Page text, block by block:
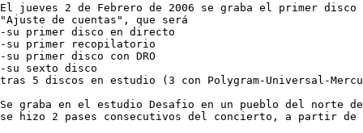
El jueves 2 de Febrero de 2006 se graba el primer
"Ajuste de cuentas", que será
-su primer disco en directo
-su primer recopilatorio
-su primer disco con DRO
-su sexto disco
tras 5 discos en estudio (3 con Polygram-Universal-
Se graba en el estudio Desafio en un pueblo del norte
se hizo 2 pases consecutivos del concierto, a partir de